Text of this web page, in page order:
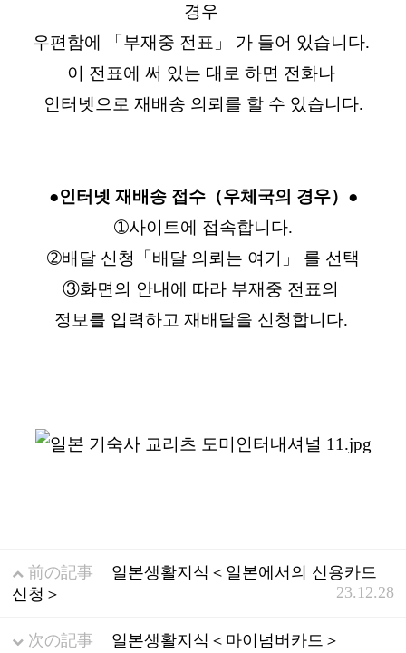
경우
우편함에 「부재중 전표」 가 들어 있습니다.
이 전표에 써 있는 대로 하면 전화나
인터넷으로 재배송 의뢰를 할 수 있습니다.
●인터넷 재배송 접수（우체국의 경우）●
➀사이트에 접속합니다.
➁배달 신청「배달 의뢰는 여기」 를 선택
③화면의 안내에 따라 부재중 전표의
정보를 입력하고 재배달을 신청합니다.
前の記事
일본생활지식＜일본에서의 신용카드
신청＞
23.12.28
次の記事
일본생활지식＜마이넘버카드＞